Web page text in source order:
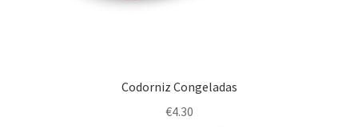
Codorniz Congeladas
€4.30